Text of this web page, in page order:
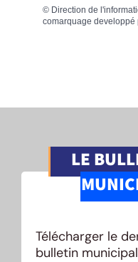
© Direction de
comarquage developpé
LE
Télécharger le
bulletin municipal